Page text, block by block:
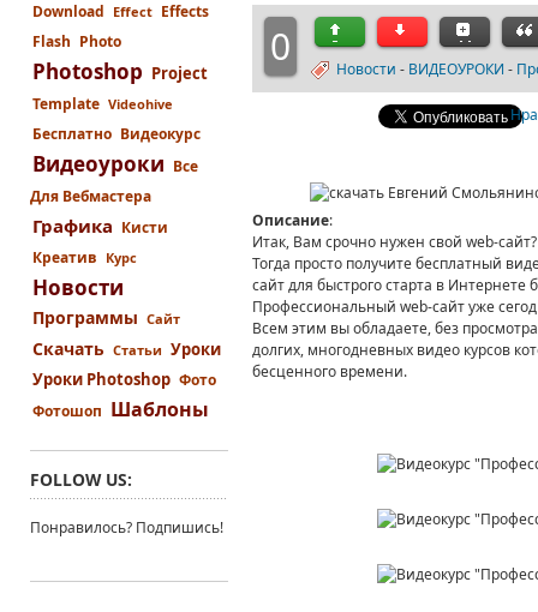
0 Новости - ВИДЕОУРОКИ -
Описание:
Итак, Вам срочно нужен свой web-сайт?
Тогда просто получите бесплатный
сайт для быстрого старта в Интернете
Профессиональный web-сайт уже
Всем этим вы обладаете,без
долгих, многодневных видео курсов
бесценного времени.
Download Effect Effects
Flash Photo
Photoshop Project
Template Videohive
Бесплатно Видеокурс
Видеоуроки Все
Для Вебмастера
Графика Кисти
Креатив Курс
Новости
Программы Сайт
Скачать Статьи Уроки
Уроки Photoshop Фото
Фотошоп Шаблоны
FOLLOW US:
Понравилось? Подпишись!